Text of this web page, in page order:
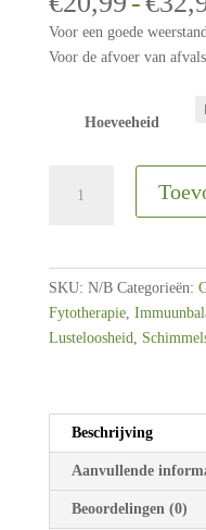
Voor een goede
Voor de afvoer van
Hoeveeheid
Echina
SKU: N/B Categorieën:
Fytotherapie,
Lusteloosheid
Beschrijving
Aanvullende
Beoordelingen (0)